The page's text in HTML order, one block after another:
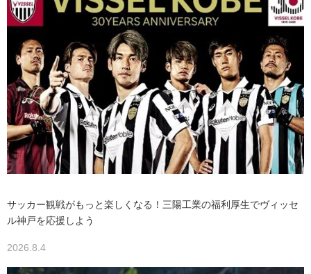
サッカー観戦がもっと楽しくなる！三陽工業の福利厚生でヴィッセ
ル神戸を応援しよう
2026.8.4